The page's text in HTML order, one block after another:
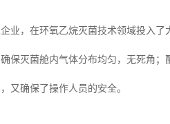
业，在环氧乙烷灭菌技术领域投入
保灭菌舱内气体分布均匀，无死角
又确保了操作人员的安全。